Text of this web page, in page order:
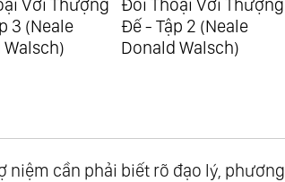
3 (Neale
Đế - Tập 2 (Neale
Donald Walsch)
niệm cần phải biết rõ đạo lý, phương